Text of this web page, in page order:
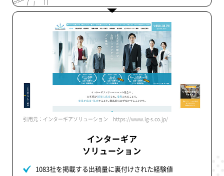
引用元：インターギアソリューション https://www.ig-s.co.jp/
インターギア
ソリューション
1083社を掲載する出稿量に裏付けされた経験値